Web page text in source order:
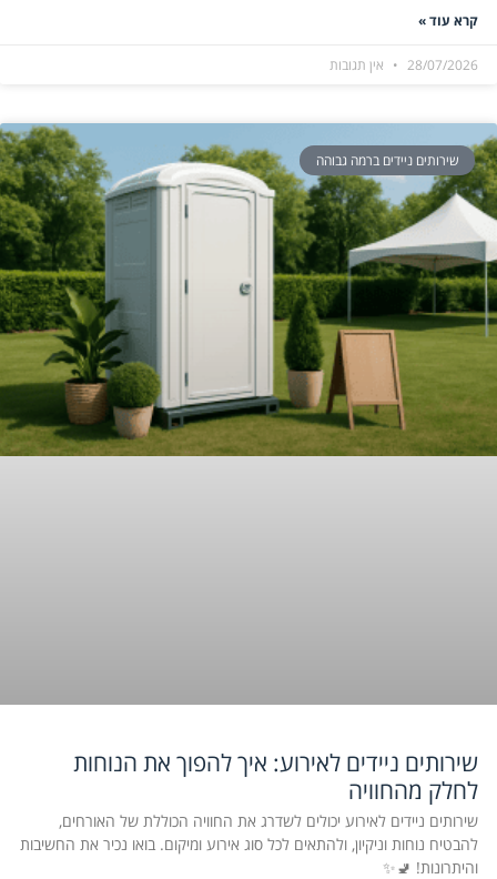
קרא עוד »
28/07/2026 אין תגובות
שירותים ניידים ברמה גבוהה
שירותים ניידים לאירוע: איך להפוך את הנוחות
לחלק מהחוויה
שירותים ניידים לאירוע יכולים לשדרג את החוויה הכוללת של האורחים,
להבטיח נוחות וניקיון, ולהתאים לכל סוג אירוע ומיקום. בואו נכיר את החשיבות
והיתרונות! 🚽✨